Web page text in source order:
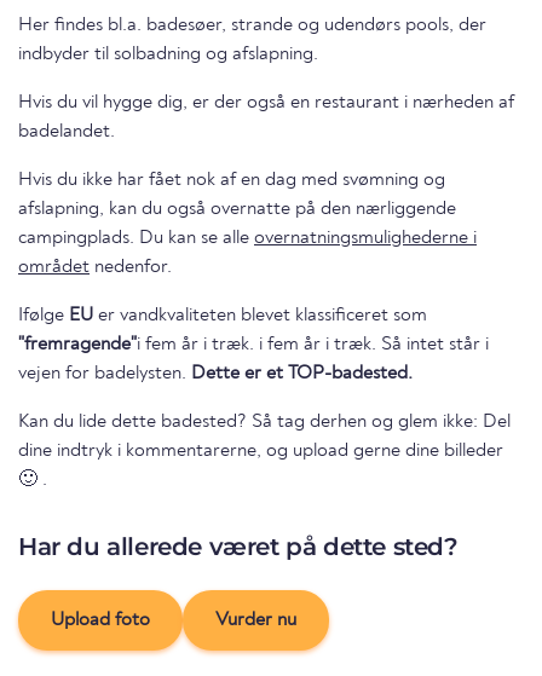
Her findes bl.a. badesøer, strande og udendørs pools, der
indbyder til solbadning og afslapning.
Hvis du vil hygge dig, er der også en restaurant i nærheden af
badelandet.
Hvis du ikke har fået nok af en dag med svømning og
afslapning, kan du også overnatte på den nærliggende
campingplads. Du kan se alle overnatningsmulighederne i
området nedenfor.
Ifølge EU er vandkvaliteten blevet klassificeret som
"fremragende"i fem år i træk. i fem år i træk. Så intet står i
vejen for badelysten. Dette er et TOP-badested.
Kan du lide dette badested? Så tag derhen og glem ikke: Del
dine indtryk i kommentarerne, og upload gerne dine billeder
🙂 .
Har du allerede været på dette sted?
Upload foto Vurder nu